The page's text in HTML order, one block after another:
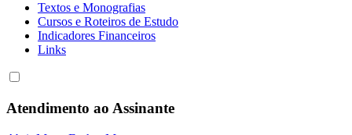
Textos e Monografias
Cursos e Roteiros de Estudo
Indicadores Financeiros
Links
Atendimento ao Assinante